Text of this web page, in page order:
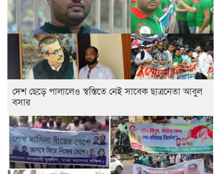
দেশ ছেড়ে পালালেও স্বস্তিতে নেই সাবেক ছাত্রনেতা আবুল
বসার